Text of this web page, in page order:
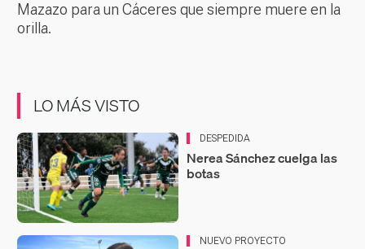
Mazazo para un Cáceres que siempre muere en la
orilla.
LO MÁS VISTO
DESPEDIDA
Nerea Sánchez cuelga las
botas
NUEVO PROYECTO